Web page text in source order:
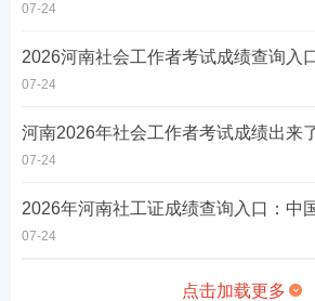
07-24
2026河南社会工作者考试成绩查询入
07-24
河南2026年社会工作者考试成绩出来
07-24
2026年河南社工证成绩查询入口：中
07-24
点击加载更多